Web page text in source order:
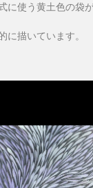
使う黄土色の
描いています。